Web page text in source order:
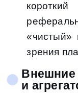
«чистый»
зрения
Внешние
и